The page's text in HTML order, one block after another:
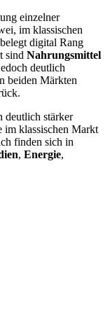
einzelner
im klassischen
belegt digital Rang
sind Nahrungsmittel
deutlich
beiden Märkten
deutlich stärker
im klassischen Markt
finden sich in
, Energie,